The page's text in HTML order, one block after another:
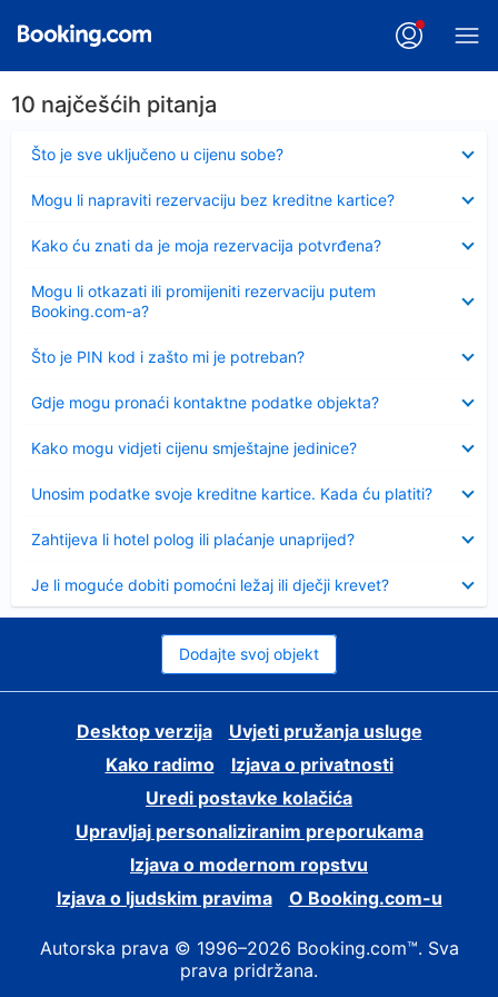
10 najčešćih pitanja
Što je sve uključeno u cijenu sobe?
Sažeto
Mogu li napraviti rezervaciju bez kreditne kartice?
Kako ću znati da je moja rezervacija potvrđena?
Mogu li otkazati ili promijeniti rezervaciju putem
Booking.com-a?
Što je PIN kod i zašto mi je potreban?
Sažeto
Gdje mogu pronaći kontaktne podatke objekta?
Kako mogu vidjeti cijenu smještajne jedinice?
Unosim podatke svoje kreditne kartice. Kada ću platiti?
Zahtijeva li hotel polog ili plaćanje unaprijed?
Je li moguće dobiti pomoćni ležaj ili dječji krevet?
Dodajte svoj objekt
Desktop verzija
Uvjeti pružanja usluge
Kako radimo
Izjava o privatnosti
Uredi postavke kolačića
Upravljaj personaliziranim preporukama
Izjava o modernom ropstvu
Izjava o ljudskim pravima
O Booking.com-u
Autorska prava © 1996–2026 Booking.com™. Sva
prava pridržana.